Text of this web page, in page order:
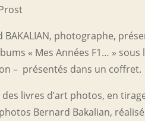
BAKALIAN, photographe,
« Mes Années F1… »
– présentés dans un coffret.
des livres d’art photos, en
Bernard Bakalian,